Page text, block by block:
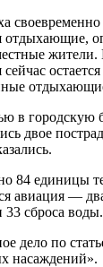
отдыхающие,
жители.
в городскую
двое
84 единицы
авиация —
33 сброса воды.
дело по
насаждений».